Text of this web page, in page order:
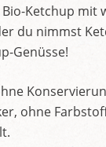
Ketchup mit
du nimmst
Genüsse!
ohne